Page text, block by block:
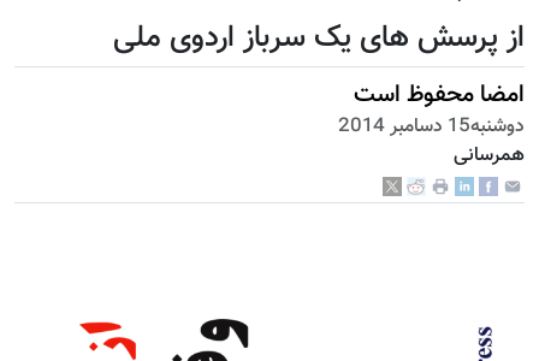
از پرسش های یک سرباز اردوی ملی
امضا محفوظ است
دوشنبه15 دسامبر 2014
همرسانی